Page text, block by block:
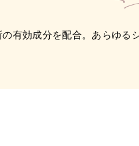
の有効成分を配合。あらゆ